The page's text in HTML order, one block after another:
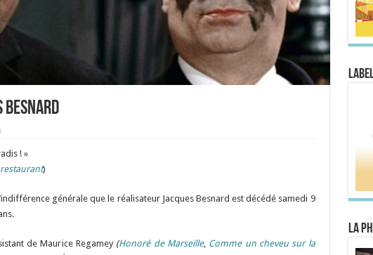
Besnard
! »
)
générale que le réalisateur Jacques Besnard est décédé samedi 9
de Maurice Regamey (Honoré de Marseille, Comme un cheveu sur la
La